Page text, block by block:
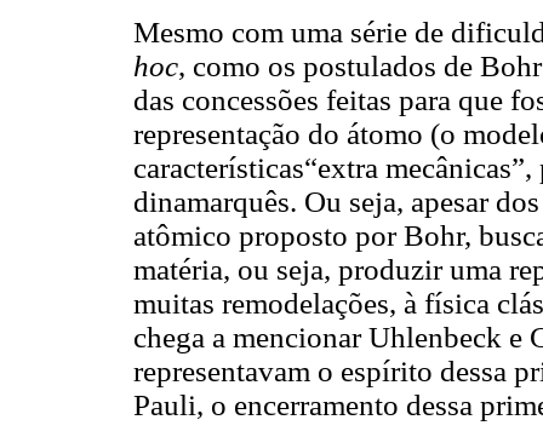
Mesmo com uma série de
hoc, como os postulados de
das concessões feitas para que
representação do átomo (o
características“extra
dinamarquês. Ou seja, apesar
atômico proposto por Bohr,
matéria, ou seja, produzir uma
muitas remodelações, à física
chega a mencionar Uhlenbeck e
representavam o espírito dessa
Pauli, o encerramento dessa